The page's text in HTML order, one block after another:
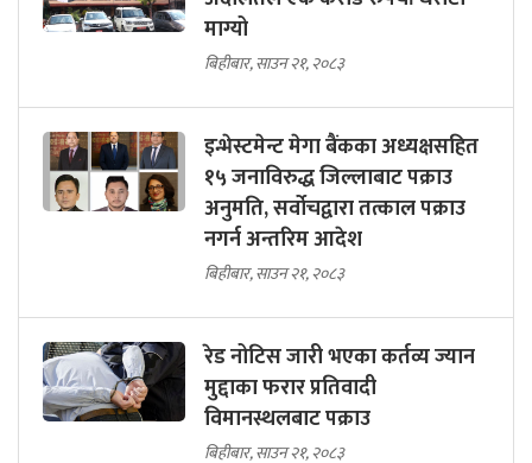
माग्यो
बिहीबार, साउन २१, २०८३
इन्भेस्टमेन्ट मेगा बैंकका अध्यक्षसहित
१५ जनाविरुद्ध जिल्लाबाट पक्राउ
अनुमति, सर्वोचद्वारा तत्काल पक्राउ
नगर्न अन्तरिम आदेश
बिहीबार, साउन २१, २०८३
रेड नोटिस जारी भएका कर्तव्य ज्यान
मुद्दाका फरार प्रतिवादी
विमानस्थलबाट पक्राउ
बिहीबार, साउन २१, २०८३